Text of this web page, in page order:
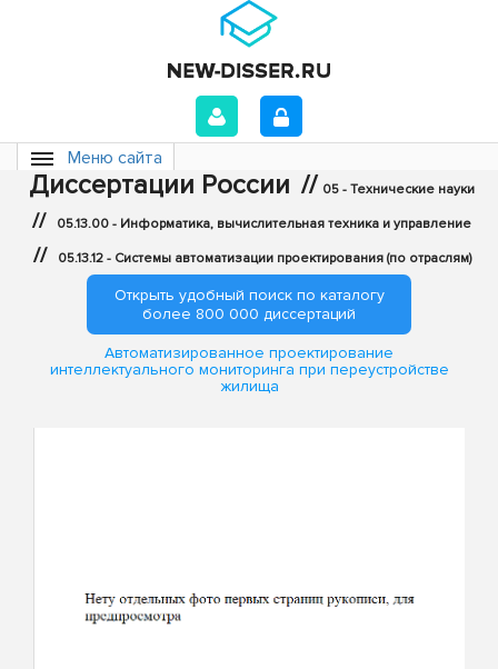
Меню сайта
Диссертации России // 05 - Технические науки
// 05.13.00 - Информатика, вычислительная техника и управление
// 05.13.12 - Системы автоматизации проектирования (по отраслям)
Открыть удобный поиск по каталогу
более 800 000 диссертаций
Автоматизированное проектирование
интеллектуального мониторинга при переустройстве
жилища